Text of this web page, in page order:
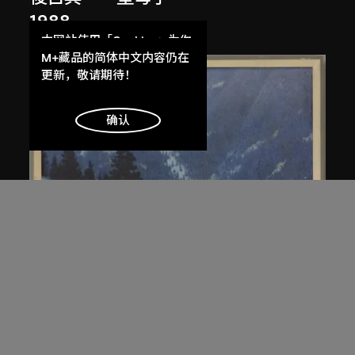
1988
本网站使用「Cookies」为你
提供最好的网站体验。
了解更多
明白
M+藏品的简体中文内容仍在
更新，敬请期待！
确认